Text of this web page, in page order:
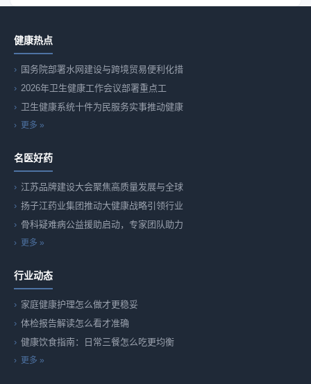
健康热点
国务院部署水网建设与跨境贸易便利化措
2026年卫生健康工作会议部署重点工
卫生健康系统十件为民服务实事推动健康
更多 »
名医好药
江苏品牌建设大会聚焦高质量发展与全球
扬子江药业集团推动大健康战略引领行业
骨科疑难病公益援助启动，专家团队助力
更多 »
行业动态
家庭健康护理怎么做才更稳妥
体检报告解读怎么看才准确
健康饮食指南：日常三餐怎么吃更均衡
更多 »